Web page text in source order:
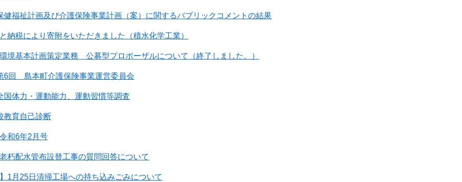
健福祉計画及び介護保険事業計画（案）に関するパブリックコメントの結果
納税により寄附をいただきました（積水化学工業）
境基本計画策定業務 公募型プロポーザルについて（終了しました。）
回 島本町介護保険事業運営委員会
体力・運動能力、運動習慣等調査
教育自己診断
和6年2月号
朽配水管布設替工事の質問回答について
】1月25日清掃工場への持ち込みごみについて